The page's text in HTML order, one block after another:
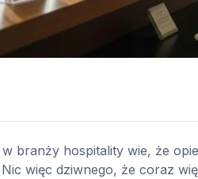
branży hospitality wie, że
więc dziwnego, że coraz